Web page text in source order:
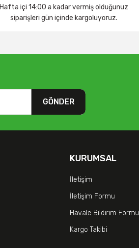
Hafta içi 14:00 a kadar vermiş olduğunuz
siparişleri gün içinde kargoluyoruz.
GÖNDER
KURUMSAL
İletişim
İletişim Formu
Havale Bildirim Formu
Kargo Takibi